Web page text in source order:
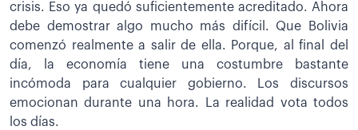
crisis. Eso ya quedó suficientemente acreditado. Ahora
debe demostrar algo mucho más difícil. Que Bolivia
comenzó realmente a salir de ella. Porque, al final del
día, la economía tiene una costumbre bastante
incómoda para cualquier gobierno. Los discursos
emocionan durante una hora. La realidad vota todos
los días.